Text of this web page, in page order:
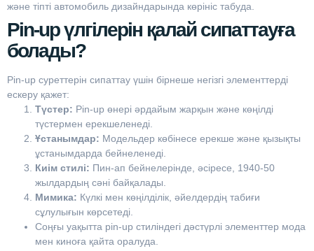
және тіпті автомобиль дизайндарында көрініс табуда.
Pin-up үлгілерін қалай сипаттауға
болады?
Pin-up суреттерін сипаттау үшін бірнеше негізгі элементтерді
ескеру қажет:
Түстер: Pin-up өнері әрдайым жарқын және көңілді
түстермен ерекшеленеді.
Ұстанымдар: Модельдер көбінесе ерекше және қызықты
ұстанымдарда бейнеленеді.
Киім стилі: Пин-ап бейнелерінде, әсіресе, 1940-50
жылдардың сәні байқалады.
Мимика: Күлкі мен көңілділік, әйелдердің табиғи
сұлулығын көрсетеді.
Соңғы уақытта pin-up стиліндегі дәстүрлі элементтер мода
мен киноға қайта оралуда.